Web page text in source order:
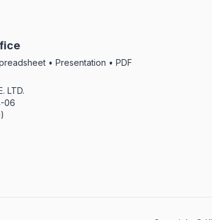
• Presentation • PDF
LTD.
06